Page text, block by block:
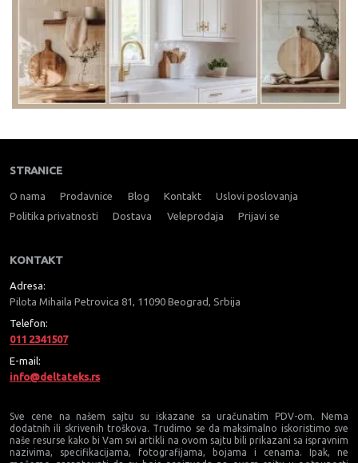
STRANICE
O nama Prodavnice Blog Kontakt
Uslovi poslovanja
Politika privatnosti
Dostava Veleprodaja Prijavi se
KONTAKT
Adresa:
Pilota Mihaila Petrovica 81, 11090 Beograd, Srbija
Telefon:
011 2341507
E-mail:
info@deltateks.rs
Sve cene na našem sajtu su iskazane sa uračunatim PDV-om. Nema
dodatnih ili skrivenih troškova. Trudimo se da maksimalno iskoristimo sve
naše resurse kako bi Vam svi artikli na ovom sajtu bili prikazani sa ispravnim
nazivima, specifikacijama, fotografijama, bojama i cenama. Ipak, ne